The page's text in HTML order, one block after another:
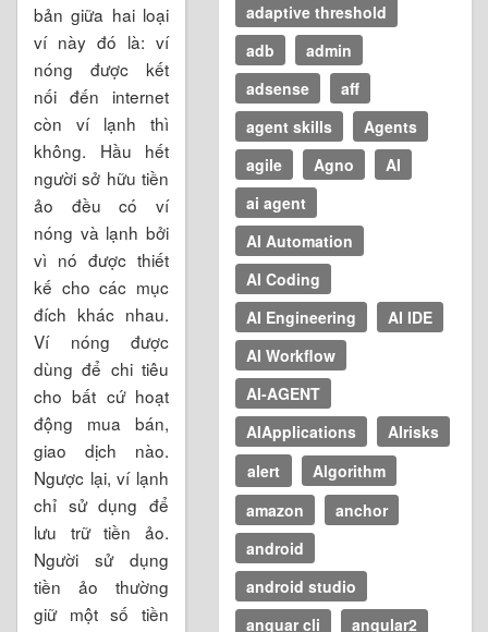
bản giữa hai loại
ví này đó là: ví
nóng được kết
nối đến internet
còn ví lạnh thì
không. Hầu hết
người sở hữu tiền
ảo đều có ví
nóng và lạnh bởi
vì nó được thiết
kế cho các mục
đích khác nhau.
Ví nóng được
dùng để chi tiêu
cho bất cứ hoạt
động mua bán,
giao dịch nào.
Ngược lại, ví lạnh
chỉ sử dụng để
lưu trữ tiền ảo.
Người sử dụng
tiền ảo thường
giữ một số tiền
adaptive threshold
adb
admin
adsense
aff
agent skills
Agents
agile
Agno
AI
ai agent
AI Automation
AI Coding
AI Engineering
AI IDE
AI Workflow
AI-AGENT
AIApplications
AIrisks
alert
Algorithm
amazon
anchor
android
android studio
anguar cli
angular2